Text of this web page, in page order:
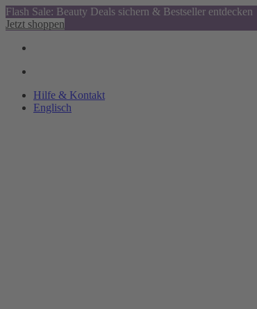
Flash Sale: Beauty Deals sichern & Bestseller entdecken
Jetzt shoppen
Hilfe & Kontakt
Englisch